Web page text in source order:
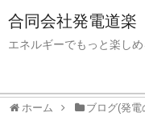
合同会社発電道楽
エネルギーでもっと楽し
ホーム ブログ(発電